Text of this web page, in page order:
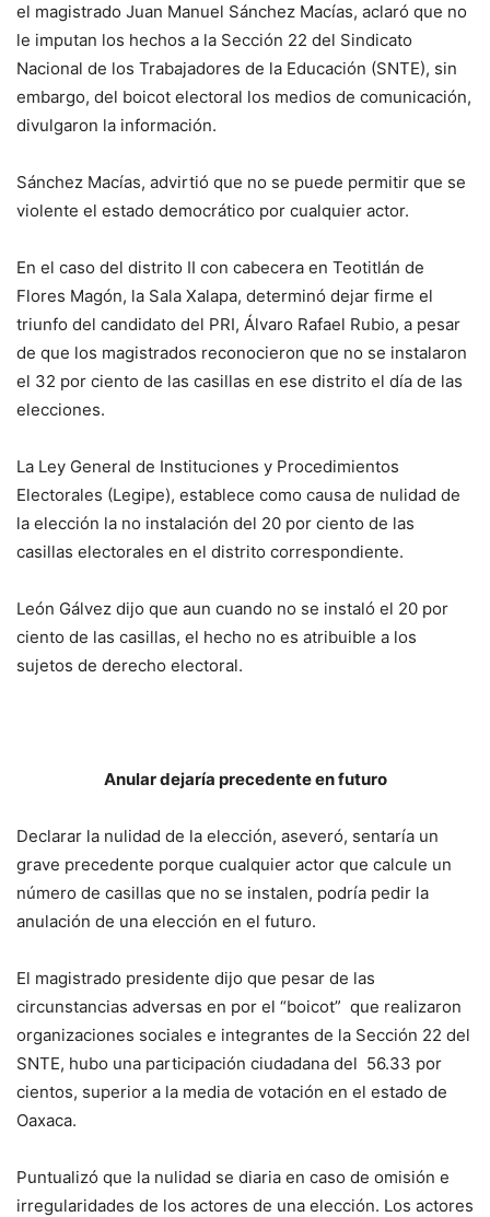
el magistrado Juan Manuel Sánchez Macías, aclaró que no
le imputan los hechos a la Sección 22 del Sindicato
Nacional de los Trabajadores de la Educación (SNTE), sin
embargo, del boicot electoral los medios de comunicación,
divulgaron la información.
Sánchez Macías, advirtió que no se puede permitir que se
violente el estado democrático por cualquier actor.
En el caso del distrito II con cabecera en Teotitlán de
Flores Magón, la Sala Xalapa, determinó dejar firme el
triunfo del candidato del PRI, Álvaro Rafael Rubio, a pesar
de que los magistrados reconocieron que no se instalaron
el 32 por ciento de las casillas en ese distrito el día de las
elecciones.
La Ley General de Instituciones y Procedimientos
Electorales (Legipe), establece como causa de nulidad de
la elección la no instalación del 20 por ciento de las
casillas electorales en el distrito correspondiente.
León Gálvez dijo que aun cuando no se instaló el 20 por
ciento de las casillas, el hecho no es atribuible a los
sujetos de derecho electoral.
Anular dejaría precedente en futuro
Declarar la nulidad de la elección, aseveró, sentaría un
grave precedente porque cualquier actor que calcule un
número de casillas que no se instalen, podría pedir la
anulación de una elección en el futuro.
El magistrado presidente dijo que pesar de las
circunstancias adversas en por el “boicot” que realizaron
organizaciones sociales e integrantes de la Sección 22 del
SNTE, hubo una participación ciudadana del 56.33 por
cientos, superior a la media de votación en el estado de
Oaxaca.
Puntualizó que la nulidad se diaria en caso de omisión e
irregularidades de los actores de una elección. Los actores